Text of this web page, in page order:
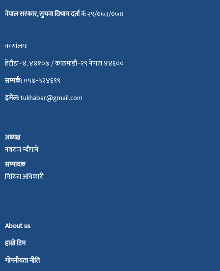
नेपाल सरकार, सुचना विभाग दर्ता नं:२९/०७३/०७४
कार्यालय:
हेटौंडा–४, ४४१०७ / काठमाडौं–२९ नेपाल ४४६००
सम्पर्क:०५७-५२४६९९
इमेल:tukhabar@gmail.com
अध्यक्ष
नबराज न्यौपाने
सम्पादक
गिरिजा अधिकारी
About us
हाम्रो टिम
गोपनीयता नीति